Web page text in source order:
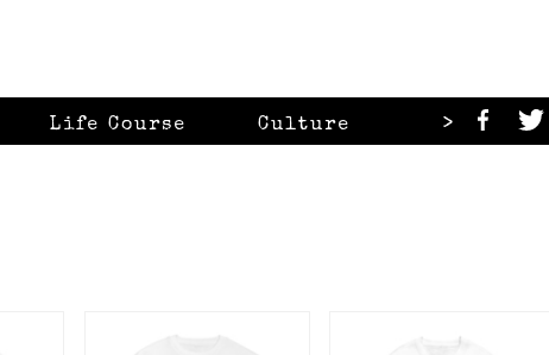
Life Course Culture Looks
>